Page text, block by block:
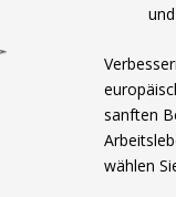
sanften
wählen